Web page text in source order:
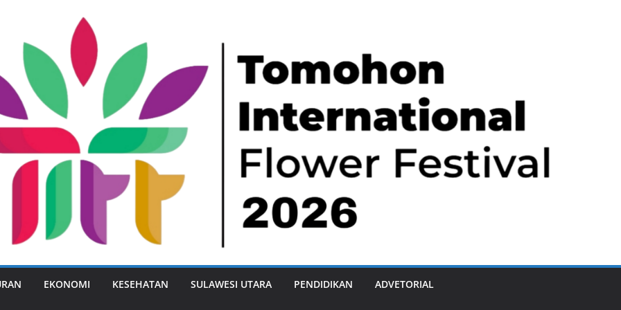
EKONOMI KESEHATAN SULAWESI UTARA PENDIDIKAN ADVETORIAL